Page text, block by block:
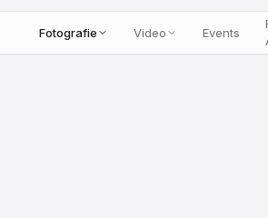
Fotografie Video Events